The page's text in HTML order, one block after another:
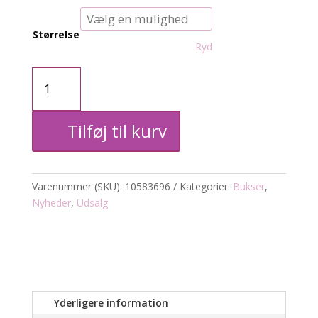
Størrelse
Ryd
KCtera
skindbukser
Tilføj til kurv
Varenummer (SKU): 10583696 Kategorier: Bukser,
Nyheder, Udsalg
Yderligere information